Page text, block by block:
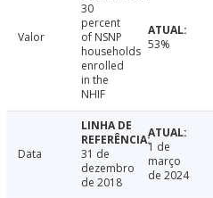
Valor
30
percent
of NSNP
households
enrolled
in the
NHIF
53%
Data
31 de
dezembro
de 2018
1 de
março
de 2024